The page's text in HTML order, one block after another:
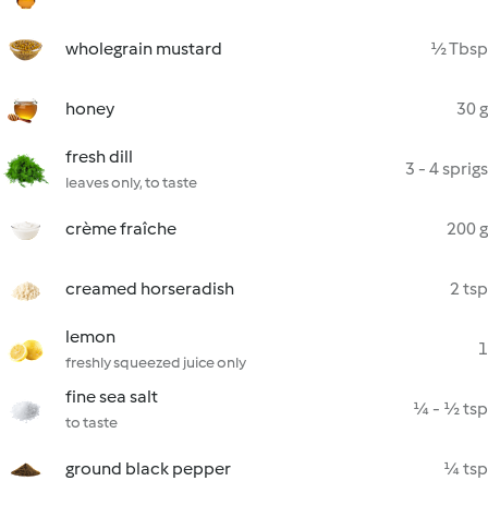
wholegrain mustard ½ Tbsp
honey 30 g
fresh dill
leaves only, to taste
3 - 4 sprigs
crème fraîche 200 g
creamed horseradish 2 tsp
lemon
freshly squeezed juice only
1
fine sea salt
to taste
¼ - ½ tsp
ground black pepper ¼ tsp